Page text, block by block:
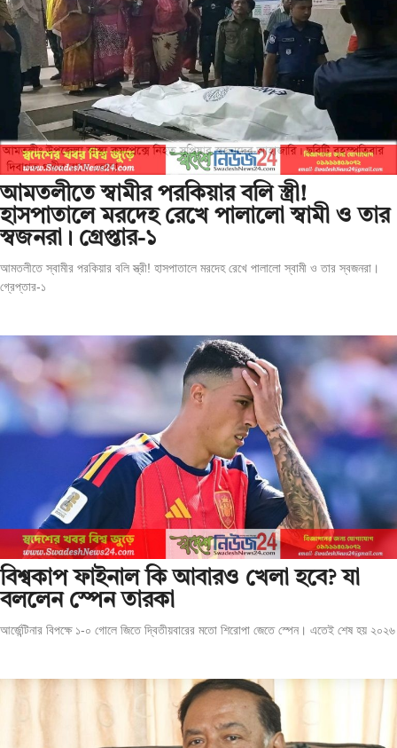
আমতলীতে স্বামীর পরকিয়ার বলি স্ত্রী!
হাসপাতালে মরদেহ রেখে পালালো স্বামী ও তার
স্বজনরা। গ্রেপ্তার-১
আমতলীতে স্বামীর পরকিয়ার বলি স্ত্রী! হাসপাতালে মরদেহ রেখে পালালো স্বামী ও তার স্বজনরা।
গ্রেপ্তার-১
বিশ্বকাপ ফাইনাল কি আবারও খেলা হবে? যা
বললেন স্পেন তারকা
আর্জেন্টিনার বিপক্ষে ১-০ গোলে জিতে দ্বিতীয়বারের মতো শিরোপা জেতে স্পেন। এতেই শেষ হয় ২০২৬